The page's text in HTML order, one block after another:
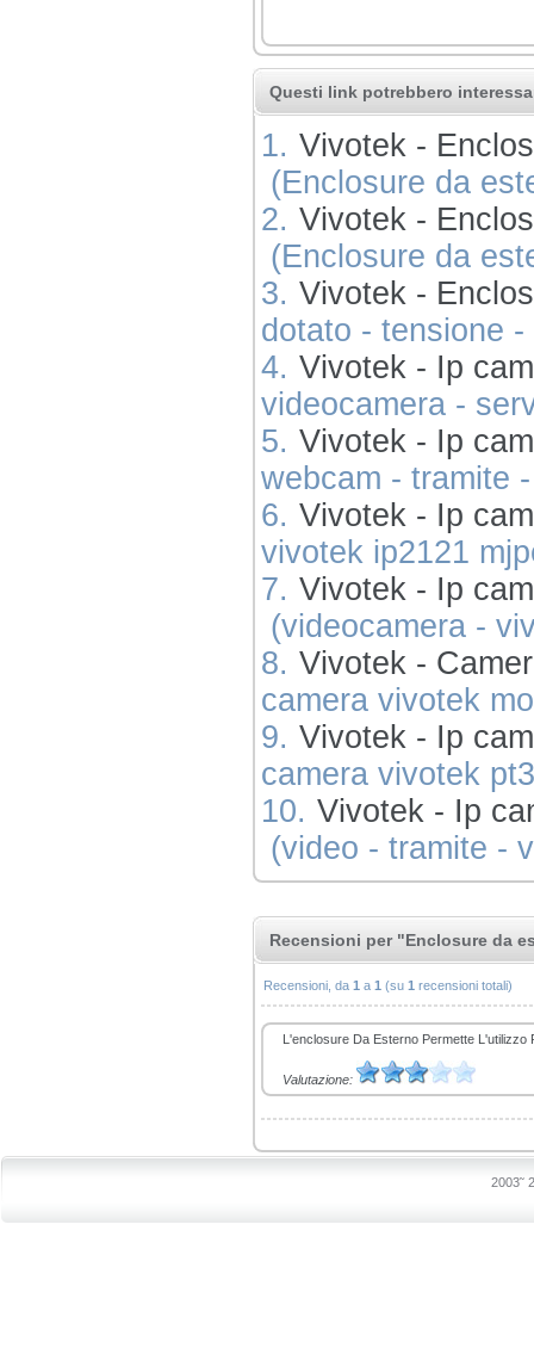
Questi link potrebbero
1. Vivotek -
(Enclosure da
2. Vivotek -
(Enclosure da
3. Vivotek -
dotato - tensione
4. Vivotek - Ip
videocamera -
5. Vivotek - Ip
webcam - tramite
6. Vivotek - Ip
vivotek ip2121
7. Vivotek - Ip
(videocamera -
8. Vivotek -
camera vivotek
9. Vivotek - Ip
camera vivotek
10. Vivotek - Ip
(video - tramite -
Recensioni per "Enclosure da
Recensioni, da 1 a 1 (su 1 recensioni totali)
L'enclosure Da Esterno Permette
Valutazione:
2003˜